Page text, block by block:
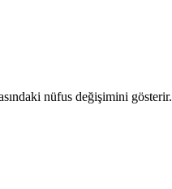
nüfus değişimini gösterir.